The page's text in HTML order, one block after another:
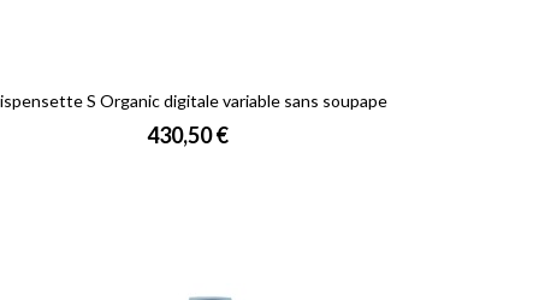
S Organic digitale variable sans soupape
Prix
430,50 €